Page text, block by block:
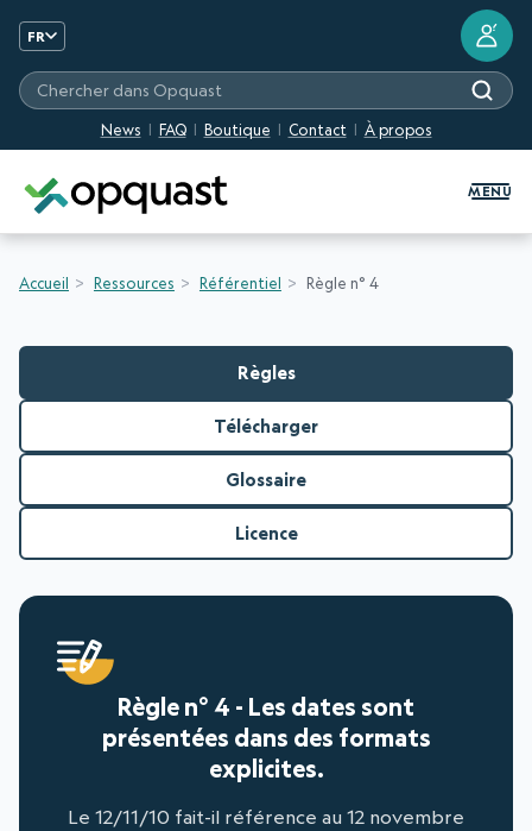
FR
News FAQ Boutique Contact À propos
Chercher dans Opquast
?
MENU
Accueil Ressources Référentiel Règle n° 4
Règles
Télécharger
Glossaire
Licence
Règle n° 4 - Les dates sont
présentées dans des formats
explicites.
Le 12/11/10 fait-il référence au 12 novembre